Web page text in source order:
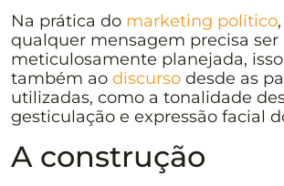
Na prática do marketing político
qualquer mensagem precisa ser
meticulosamente planejada,
também ao discurso desde as
utilizadas, como a tonalidade
gesticulação e expressão facial
A construção